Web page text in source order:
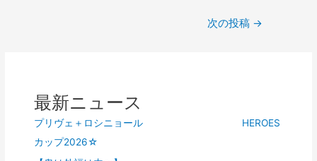
ビ
ゲ
ー
次の投稿 →
最新ニュース
プリヴェ＋ロシニョール HEROES
カップ2026☆